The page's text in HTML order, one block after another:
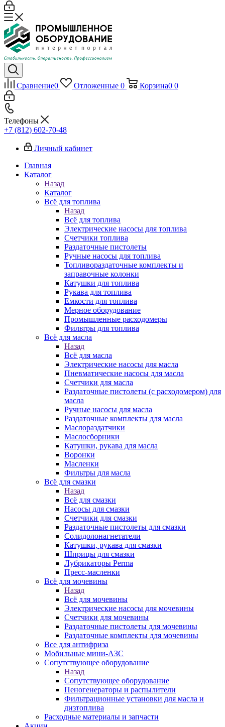
Сравнение0 Отложенные 0 Корзина0 0
Телефоны
+7 (812) 602-70-48
Личный кабинет
Главная
Каталог
Назад
Каталог
Всё для топлива
Назад
Всё для топлива
Электрические насосы для топлива
Счетчики топлива
Раздаточные пистолеты
Ручные насосы для топлива
Топливораздаточные комплекты и
заправочные колонки
Катушки для топлива
Рукава для топлива
Емкости для топлива
Мерное оборудование
Промышленные расходомеры
Фильтры для топлива
Всё для масла
Назад
Всё для масла
Электрические насосы для масла
Пневматические насосы для масла
Счетчики для масла
Раздаточные пистолеты (с расходомером) для
масла
Ручные насосы для масла
Раздаточные комплекты для масла
Маслораздатчики
Маслосборники
Катушки, рукава для масла
Воронки
Масленки
Фильтры для масла
Всё для смазки
Назад
Всё для смазки
Насосы для смазки
Счетчики для смазки
Раздаточные пистолеты для смазки
Солидолонагнетатели
Катушки, рукава для смазки
Шприцы для смазки
Лубрикаторы Perma
Пресс-масленки
Всё для мочевины
Назад
Всё для мочевины
Электрические насосы для мочевины
Счетчики для мочевины
Раздаточные пистолеты для мочевины
Раздаточные комплекты для мочевины
Все для антифриза
Мобильные мини-АЗС
Сопутствующее оборудование
Назад
Сопутствующее оборудование
Пеногенераторы и распылители
Фильтрационные установки для масла и
дизтоплива
Расходные материалы и запчасти